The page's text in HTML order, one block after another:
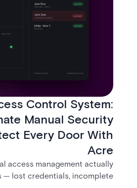
Control System:
Manual Security
Every Door With
Acre
access management actually
— lost credentials, incomplete